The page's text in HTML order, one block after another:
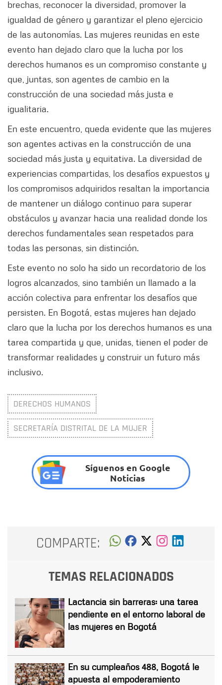
brechas, reconocer la diversidad, promover la
igualdad de género y garantizar el pleno ejercicio
de las autonomías. Las mujeres reunidas en este
evento han dejado claro que la lucha por los
derechos humanos es un compromiso constante y
que, juntas, son agentes de cambio en la
construcción de una sociedad más justa e
igualitaria.
En este encuentro, queda evidente que las mujeres
son agentes activas en la construcción de una
sociedad más justa y equitativa. La diversidad de
experiencias compartidas, los desafíos expuestos y
los compromisos adquiridos resaltan la importancia
de mantener un diálogo continuo para superar
obstáculos y avanzar hacia una realidad donde los
derechos fundamentales sean respetados para
todas las personas, sin distinción.
Este evento no solo ha sido un recordatorio de los
logros alcanzados, sino también un llamado a la
acción colectiva para enfrentar los desafíos que
persisten. En Bogotá, estas mujeres han dejado
claro que la lucha por los derechos humanos es una
tarea compartida y que, unidas, tienen el poder de
transformar realidades y construir un futuro más
inclusivo.
DERECHOS HUMANOS
SECRETARÍA DISTRITAL DE LA MUJER
Síguenos en Google
Noticias
COMPARTE:
TEMAS RELACIONADOS
Lactancia sin barreras: una tarea
pendiente en el entorno laboral de
las mujeres en Bogotá
En su cumpleaños 488, Bogotá le
apuesta al empoderamiento